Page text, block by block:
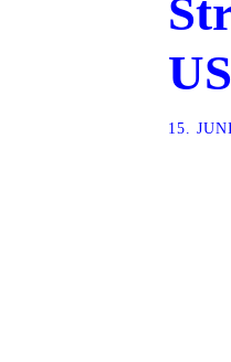
15.